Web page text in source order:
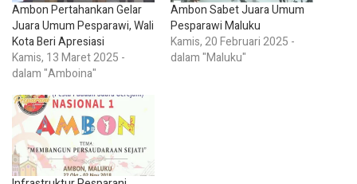
Ambon Pertahankan Gelar
Juara Umum Pesparawi, Wali
Kota Beri Apresiasi
Kamis, 13 Maret 2025 -
dalam "Amboina"
Ambon Sabet Juara Umum
Pesparawi Maluku
Kamis, 20 Februari 2025 -
dalam "Maluku"